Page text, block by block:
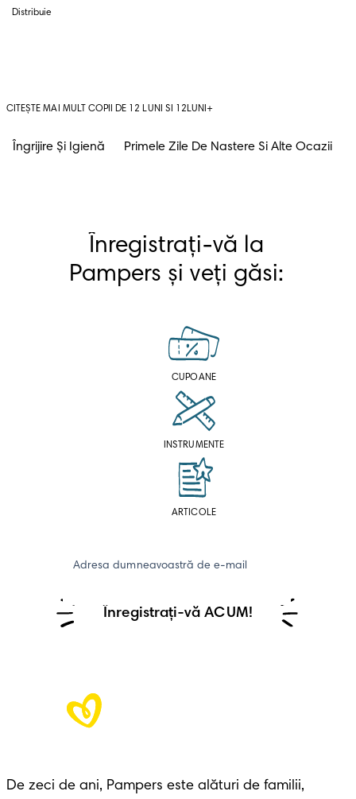
Distribuie
CITEȘTE MAI MULT COPII DE 12 LUNI SI 12LUNI+
Îngrijire Și Igienă Primele Zile De Nastere Si Alte Ocazii
Înregistrați-vă la
Pampers și veți găsi:
CUPOANE
INSTRUMENTE
ARTICOLE
Adresa dumneavoastră de e-mail
Înregistrați-vă ACUM!
De zeci de ani, Pampers este alături de familii,